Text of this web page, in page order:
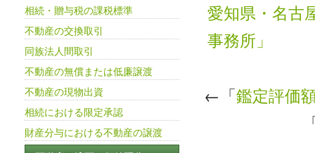
愛知県・名古
事務所」
←「鑑定評価
相続・贈与税の課税標準
不動産の交換取引
同族法人間取引
不動産の無償または低廉譲渡
不動産の現物出資
相続における限定承認
財産分与における不動産の譲渡